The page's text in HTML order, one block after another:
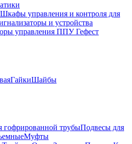
Шкафы управления и контроля для
и устройства
управления ППУ Гефест
ГайкиШайбы
трубыПодвесы для
Муфты